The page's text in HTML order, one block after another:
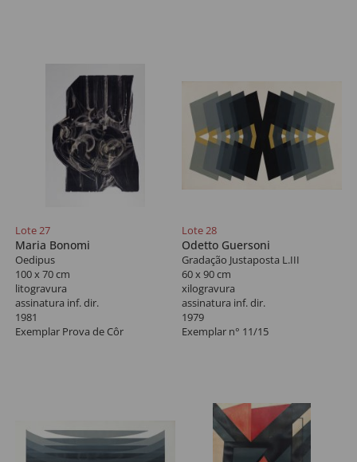
Lote 27
Maria Bonomi
Oedipus
100 x 70 cm
litogravura
assinatura inf. dir.
1981
Exemplar Prova de Côr
Lote 28
Odetto Guersoni
Gradação Justaposta L.III
60 x 90 cm
xilogravura
assinatura inf. dir.
1979
Exemplar n° 11/15